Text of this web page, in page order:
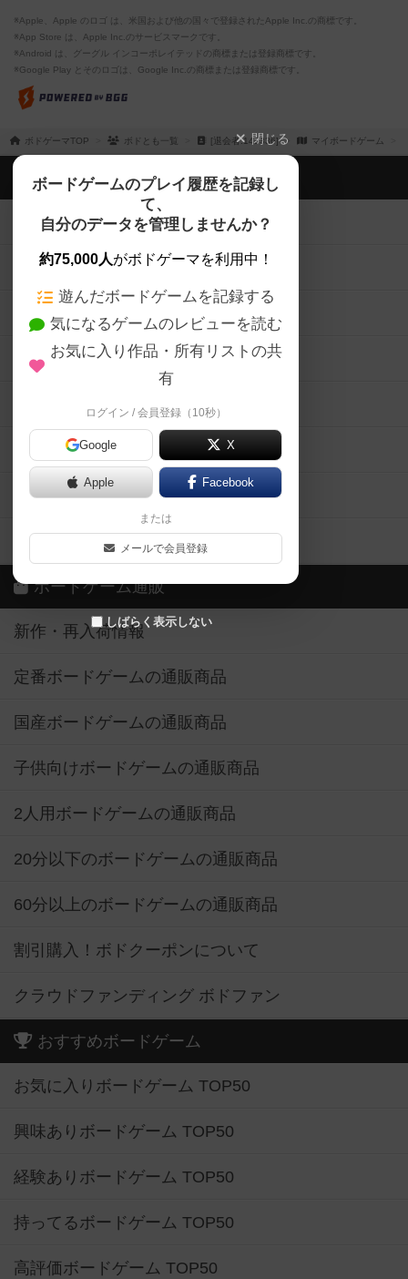
※Apple、Apple のロゴ は、米国および他の国々で登録されたApple Inc.の商標です。
※App Store は、Apple Inc.のサービスマークです。
※Android は、グーグル インコーポレイテッドの商標または登録商標です。
※Google Play とそのロゴは、Google Inc.の商標または登録商標です。
ボドゲーマTOP ボドとも一覧 [退会者:143336] マイボードゲーム
閉じる
ボードゲームのプレイ履歴を記録し
て、
自分のデータを管理しませんか？
約75,000人がボドゲーマを利用中！
遊んだボードゲームを記録する
気になるゲームのレビューを読む
お気に入り作品・所有リストの共
有
ログイン / 会員登録（10秒）
Google X
Apple Facebook
または
メールで会員登録
しばらく表示しない
ボドゲーマTOP
ボードゲームを検索する
ボードゲームの新着レビュー
ボードゲーム会情報
メカニクス特集
掲示板・トピックス
ボドとも・会員一覧
ボードゲーム業界コラム
ボドゲーマご利用案内
ボードゲーム通販
新作・再入荷情報
定番ボードゲームの通販商品
国産ボードゲームの通販商品
子供向けボードゲームの通販商品
2人用ボードゲームの通販商品
20分以下のボードゲームの通販商品
60分以上のボードゲームの通販商品
割引購入！ボドクーポンについて
クラウドファンディング ボドファン
おすすめボードゲーム
お気に入りボードゲーム TOP50
興味ありボードゲーム TOP50
経験ありボードゲーム TOP50
持ってるボードゲーム TOP50
高評価ボードゲーム TOP50